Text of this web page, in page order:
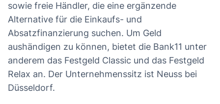
sowie freie Händler, die eine ergänzende
Alternative für die Einkaufs- und
Absatzfinanzierung suchen. Um Geld
aushändigen zu können, bietet die Bank11 unter
anderem das Festgeld Classic und das Festgeld
Relax an. Der Unternehmenssitz ist Neuss bei
Düsseldorf.